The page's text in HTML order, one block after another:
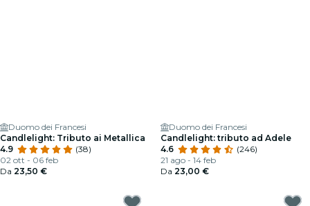
Duomo dei Francesi
Candlelight: Tributo ai Metallica
4.9
(38)
02 ott - 06 feb
Da 23,50 €
Duomo dei Francesi
Candlelight: tributo ad Adele
4.6
(246)
21 ago - 14 feb
Da 23,00 €